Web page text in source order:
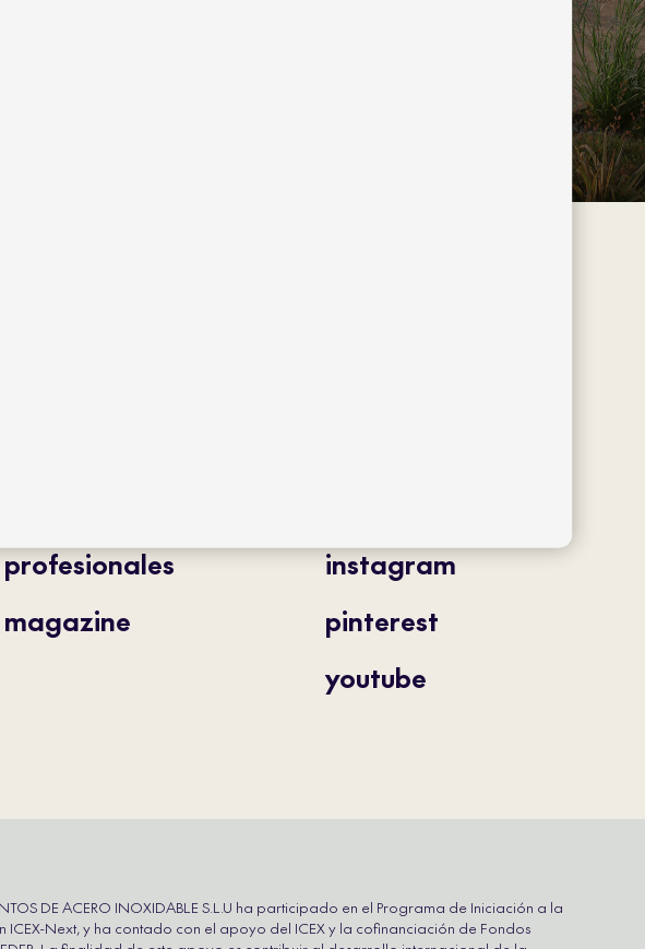
profesionales
magazine
instagram
pinterest
youtube
DE ACERO INOXIDABLE S.L.U ha participado en el Programa de Iniciación a la
ICEX-Next, y ha contado con el apoyo del ICEX y la cofinanciación de Fondos